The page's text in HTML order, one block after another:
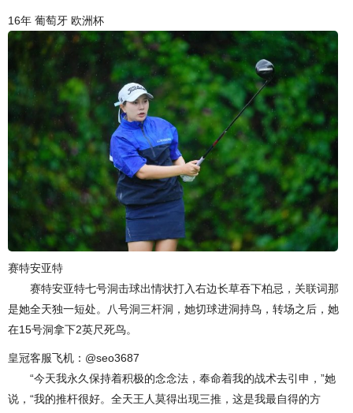
16年 葡萄牙 欧洲杯
赛特安亚特
赛特安亚特七号洞击球出情状打入右边长草吞下柏忌，关联词那
是她全天独一短处。八号洞三杆洞，她切球进洞持鸟，转场之后，她
在15号洞拿下2英尺死鸟。
皇冠客服飞机：@seo3687
“今天我永久保持着积极的念念法，奉命着我的战术去引申，”她
说，“我的推杆很好。全天王人莫得出现三推，这是我最自得的方